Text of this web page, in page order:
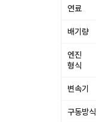
연료
배기량
엔진
형식
변속기
구동방식